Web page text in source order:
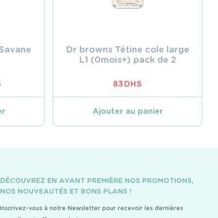
Dr browns Tétine cole large
L1 (0mois+) pack de 2
83 DHS
Ajouter au panier
DÉCOUVREZ EN AVANT PREMIÈRE NOS PROMOTIONS,
NOS NOUVEAUTÉS ET BONS PLANS !
Inscrivez-vous à notre Newsletter pour recevoir les dernières